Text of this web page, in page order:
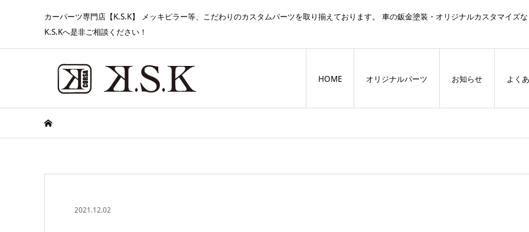
カーパーツ専門店【K.S.K】 メッキピラー等、こだわりのカスタムパーツを取り揃えております。 車の鈑金塗装・オリジナルカスタマイズ
K.S.Kへ是非ご相談ください！
HOME オリジナルパーツ お知らせ よく
2021.12.02